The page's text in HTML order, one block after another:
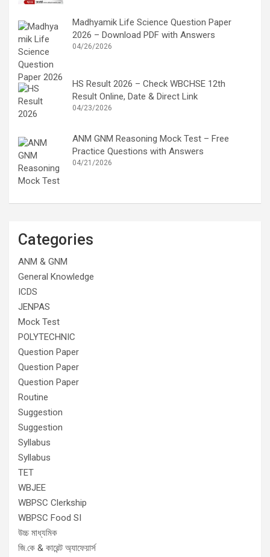
Madhyamik Life Science Question Paper
2026 – Download PDF with Answers
04/26/2026
HS Result 2026 – Check WBCHSE 12th
Result Online, Date & Direct Link
04/23/2026
ANM GNM Reasoning Mock Test – Free
Practice Questions with Answers
04/21/2026
Categories
ANM & GNM
General Knowledge
ICDS
JENPAS
Mock Test
POLYTECHNIC
Question Paper
Question Paper
Question Paper
Routine
Suggestion
Suggestion
Syllabus
Syllabus
TET
WBJEE
WBPSC Clerkship
WBPSC Food SI
উচ্চ মাধ্যমিক
জি.কে & কারেন্ট অ্যাফেয়ার্স